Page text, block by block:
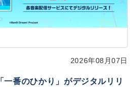
2026年08月07日
一番のひかり」がデジタルリリ